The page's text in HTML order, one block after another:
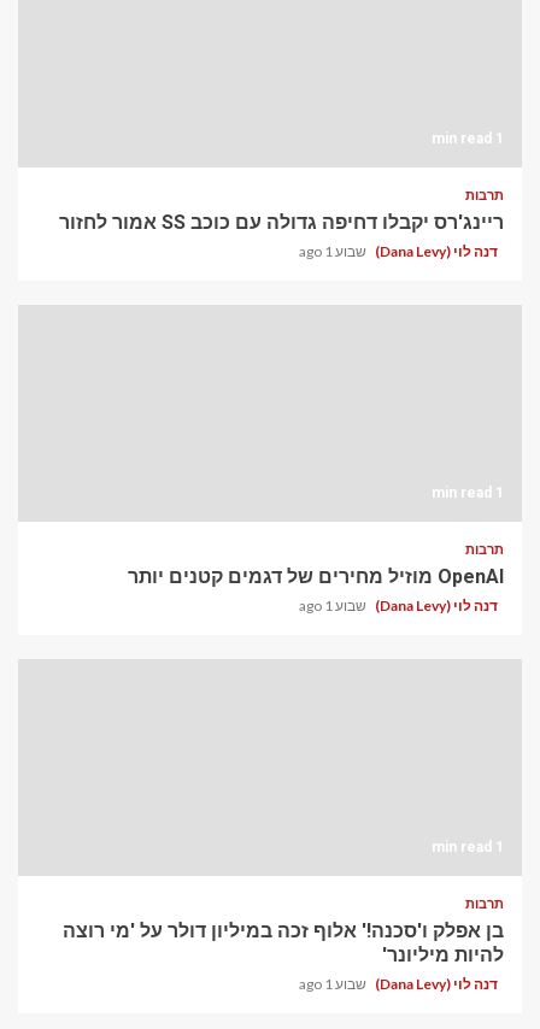
1 min read
תרבות
ריינג'רס יקבלו דחיפה גדולה עם כוכב SS אמור לחזור
דנה לוי (Dana Levy) שבוע 1 ago
1 min read
תרבות
OpenAI מוזיל מחירים של דגמים קטנים יותר
דנה לוי (Dana Levy) שבוע 1 ago
1 min read
תרבות
בן אפלק ו'סכנה!' אלוף זכה במיליון דולר על 'מי רוצה
להיות מיליונר'
דנה לוי (Dana Levy) שבוע 1 ago